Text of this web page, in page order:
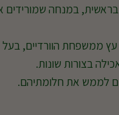
במנחה שמורידים
ממשפחת הוורדיים, בעל
בצורות שונות.
לממש את חלומתיהם.